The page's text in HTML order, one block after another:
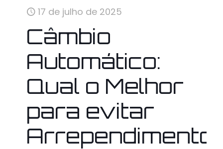
17 de julho de 2025
Câmbio
Automático:
Qual o Melhor
para evitar